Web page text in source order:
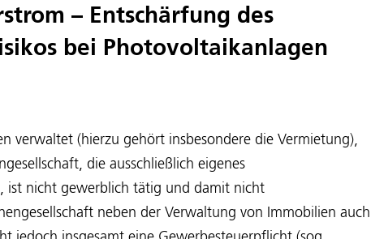
– Entschärfung des
bei Photovoltaikanlagen
verwaltet (hierzu gehört insbesondere die Vermietung),
die ausschließlich eigenes
ist nicht gewerblich tätig und damit nicht
neben der Verwaltung von Immobilien auch